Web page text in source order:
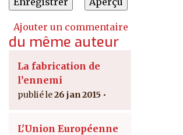
Ajouter un commentaire
du même auteur
La fabrication de
l’ennemi
26 jan 2015
L'Union Européenne